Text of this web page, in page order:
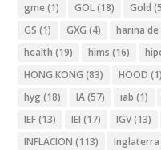
gme (1) GOL(18) Gold
GS (1) GXG (4) harina de
health (19) hims (16)
HONG KONG (83) HOOD (1)
hyg (18) IA(57) iab (1)
IEF(13) IEI (17) IGV(13)
INFLACION (113) Inglaterra